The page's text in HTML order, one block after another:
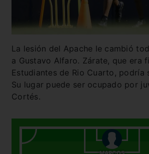
La lesión del Apache le cambió
a Gustavo Alfaro. Zárate, que era
Estudiantes de Rio Cuarto, podría
Su lugar puede ser ocupado por
Cortés.